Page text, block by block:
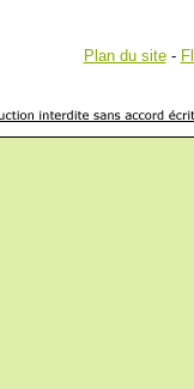
Plan du site-